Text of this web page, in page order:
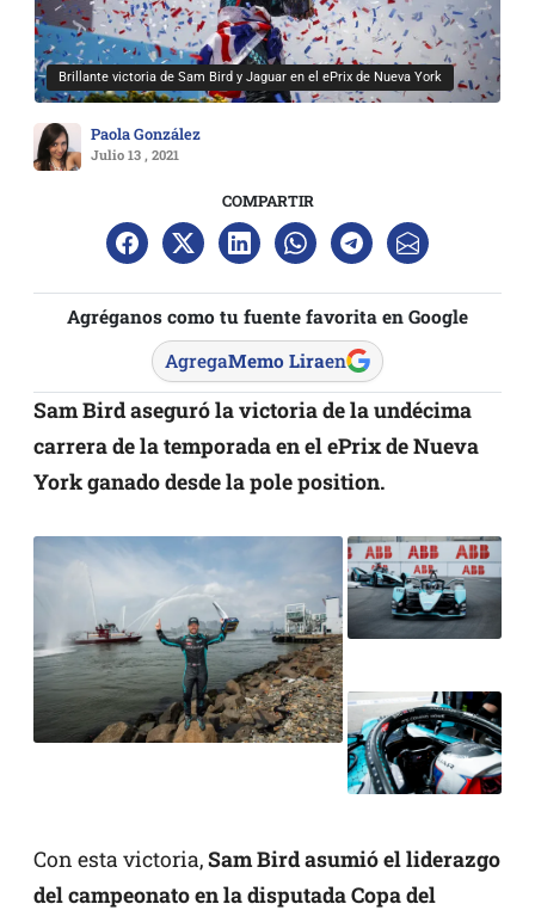
Brillante victoria de Sam Bird y Jaguar en el ePrix de Nueva York
Paola González
Julio 13 , 2021
COMPARTIR
Agréganos como tu fuente favorita en Google
AgregaMemo Liraen
Sam Bird aseguró la victoria de la undécima
carrera de la temporada en el ePrix de Nueva
York ganado desde la pole position.
Con esta victoria,SamBird asumió el liderazgo
del campeonato en la disputada Copa del